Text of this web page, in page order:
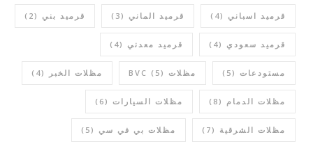
قرميد اسباني (4) قرميد الماني (3) قرميد بني (2)
قرميد سعودي (4) قرميد معدني (4)
مستودعات (5) مظلات BVC (5) مظلات الخبر (4)
مظلات الدمام (8) مظلات السيارات (6)
مظلات الشرقية (7) مظلات بي في سي (5)